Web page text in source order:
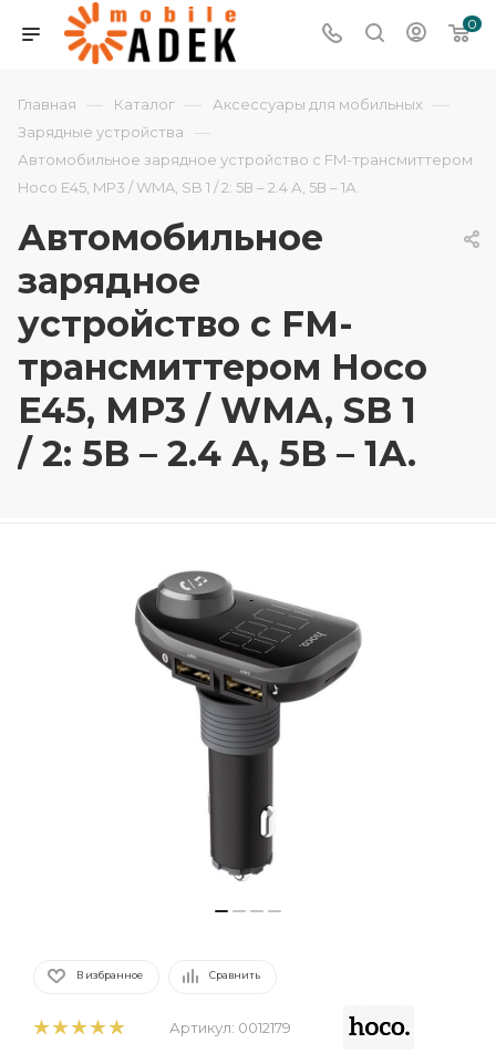
0
Главная — Каталог — Аксессуары для мобильных —
Зарядные устройства —
Автомобильное зарядное устройство с FM-трансмиттером
Hoco E45, MP3 / WMA, SB 1 / 2: 5В – 2.4 А, 5В – 1А.
Автомобильное
зарядное
устройство с FM-
трансмиттером Hoco
E45, MP3 / WMA, SB 1
/ 2: 5В – 2.4 А, 5В – 1А.
В избранное Сравнить
Артикул: 0012179